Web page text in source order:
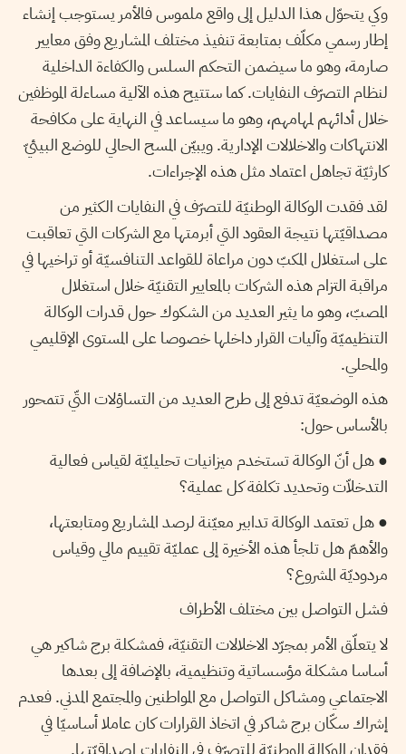
وكي يتحوّل هذا الدليل إلى واقع ملموس فالأمر يستوجب إنشاء
إطار رسمي مكلّف بمتابعة تنفيذ مختلف المشاريع وفق معايير
صارمة، وهو ما سيضمن التحكم السلس والكفاءة الداخلية
لنظام التصرّف النفايات. كما ستتيح هذه الآلية مساءلة الموظفين
خلال أدائهم لمهامهم، وهو ما سيساعد في النهاية على مكافحة
الانتهاكات والاخلالات الإدارية. ويبيّن المسح الحالي للوضع البيئيّ
كارثيّة تجاهل اعتماد مثل هذه الإجراءات.
لقد فقدت الوكالة الوطنيّة للتصرّف في النفايات الكثير من
مصداقيّتها نتيجة العقود التي أبرمتها مع الشركات التي تعاقبت
على استغلال المكبّ دون مراعاة للقواعد التنافسيّة أو تراخيها في
مراقبة التزام هذه الشركات بالمعايير التقنيّة خلال استغلال
المصبّ، وهو ما يثير العديد من الشكوك حول قدرات الوكالة
التنظيميّة وآليات القرار داخلها خصوصا على المستوى الإقليمي
والمحلي.
هذه الوضعيّة تدفع إلى طرح العديد من التساؤلات التّي تتمحور
بالأساس حول:
● هل أنّ الوكالة تستخدم ميزانيات تحليليّة لقياس فعالية
التدخلاّت وتحديد تكلفة كل عملية؟
● هل تعتمد الوكالة تدابير معيّنة لرصد المشاريع ومتابعتها،
والأهمّ هل تلجأ هذه الأخيرة إلى عمليّة تقييم مالي وقياس
مردوديّة المشروع؟
فشل التواصل بين مختلف الأطراف
لا يتعلّق الأمر بمجرّد الاخلالات التقنيّة، فمشكلة برج شاكير هي
أساسا مشكلة مؤسساتية وتنظيمية، بالإضافة إلى بعدها
الاجتماعي ومشاكل التواصل مع المواطنين والمجتمع المدني. فعدم
إشراك سكّان برج شاكر في اتخاذ القرارات كان عاملا أساسيّا في
فقدان الوكالة الوطنيّة للتصرّف في النفايات لمصداقيّتها.